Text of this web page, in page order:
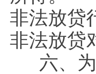
非法放贷
非法放贷
六、